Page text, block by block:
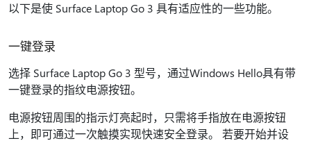
以下是使 Surface Laptop Go 3 具有适应性的一些功能。
一键登录
选择 Surface Laptop Go 3 型号，通过Windows Hello具有带
一键登录的指纹电源按钮。
电源按钮周围的指示灯亮起时，只需将手指放在电源按钮
上，即可通过一次触摸实现快速安全登录。 若要开始并设